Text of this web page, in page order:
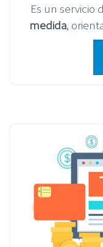
Es un servicio
medida,